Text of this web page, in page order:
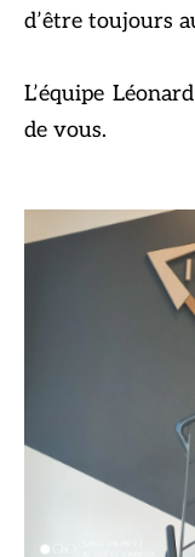
d’être toujours
L’équipe
de vous.